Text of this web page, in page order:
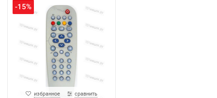
-15%
избранное сравнить